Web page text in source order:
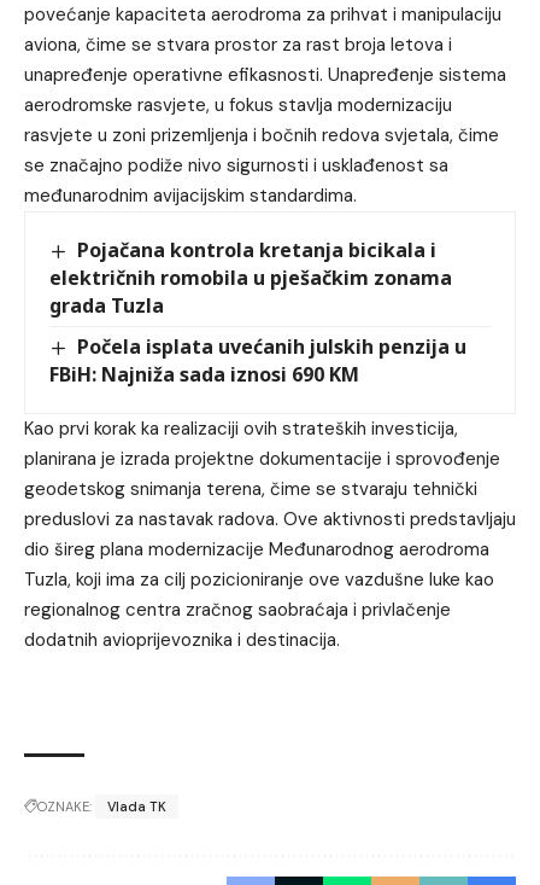
povećanje kapaciteta aerodroma za prihvat i manipulaciju
aviona, čime se stvara prostor za rast broja letova i
unapređenje operativne efikasnosti. Unapređenje sistema
aerodromske rasvjete, u fokus stavlja modernizaciju
rasvjete u zoni prizemljenja i bočnih redova svjetala, čime
se značajno podiže nivo sigurnosti i usklađenost sa
međunarodnim avijacijskim standardima.
Pojačana kontrola kretanja bicikala i
električnih romobila u pješačkim zonama
grada Tuzla
Počela isplata uvećanih julskih penzija u
FBiH: Najniža sada iznosi 690 KM
Kao prvi korak ka realizaciji ovih strateških investicija,
planirana je izrada projektne dokumentacije i sprovođenje
geodetskog snimanja terena, čime se stvaraju tehnički
preduslovi za nastavak radova. Ove aktivnosti predstavljaju
dio šireg plana modernizacije Međunarodnog aerodroma
Tuzla, koji ima za cilj pozicioniranje ove vazdušne luke kao
regionalnog centra zračnog saobraćaja i privlačenje
dodatnih avioprijevoznika i destinacija.
OZNAKE: Vlada TK